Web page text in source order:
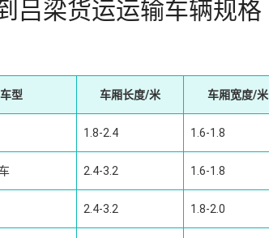
吕梁货运运输车辆规格
车型 车厢长度/米 车厢宽度/米
1.8-2.4 1.6-1.8
2.4-3.2 1.6-1.8
2.4-3.2 1.8-2.0